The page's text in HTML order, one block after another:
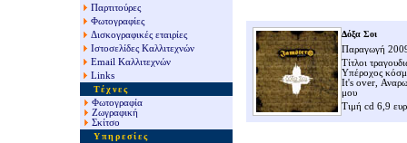
Παρτιτούρες
Φωτογραφίες
Δισκογραφικές εταιρίες
Ιστοσελίδες Καλλιτεχνών
Email Καλλιτεχνών
Links
Τέχνες
Φωτογραφία
Ζωγραφική
Σκίτσο
Υπηρεσίες
Δόξα Σοι
Παραγωγή
Τίτλοι
Υπέροχος
It's over,
μου
Τιμή cd 6,9